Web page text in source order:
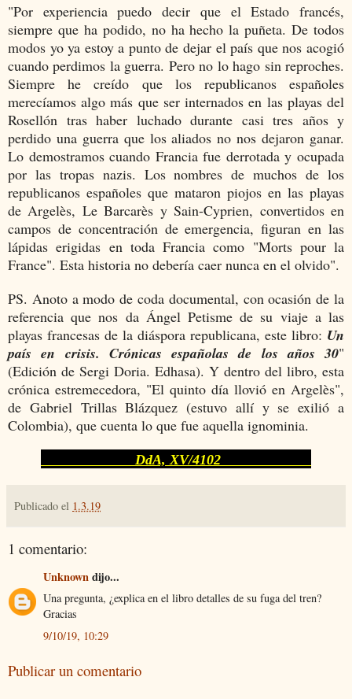
"Por experiencia puedo decir que el Estado francés,
siempre que ha podido, no ha hecho la puñeta. De todos
modos yo ya estoy a punto de dejar el país que nos acogió
cuando perdimos la guerra. Pero no lo hago sin reproches.
Siempre he creído que los republicanos españoles
merecíamos algo más que ser internados en las playas del
Rosellón tras haber luchado durante casi tres años y
perdido una guerra que los aliados no nos dejaron ganar.
Lo demostramos cuando Francia fue derrotada y ocupada
por las tropas nazis. Los nombres de muchos de los
republicanos españoles que mataron piojos en las playas
de Argelès, Le Barcarès y Sain-Cyprien, convertidos en
campos de concentración de emergencia, figuran en las
lápidas erigidas en toda Francia como "Morts pour la
France". Esta historia no debería caer nunca en el olvido".
PS. Anoto a modo de coda documental, con ocasión de la
referencia que nos da Ángel Petisme de su viaje a las
playas francesas de la diáspora republicana, este libro: Un
país en crisis. Crónicas españolas de los años 30"
(Edición de Sergi Doria. Edhasa). Y dentro del libro, esta
crónica estremecedora, "El quinto día llovió en Argelès",
de Gabriel Trillas Blázquez (estuvo allí y se exilió a
Colombia), que cuenta lo que fue aquella ignominia.
DdA, XV/4102
Publicado el 1.3.19
1 comentario:
Unknowndijo...
Una pregunta, ¿explica en el libro detalles de su fuga del tren?
Gracias
9/10/19, 10:29
Publicar un comentario